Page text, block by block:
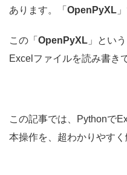
あります。「 OpenPyXL
この「 OpenPyXL 」とい
Excelファイルを読み書き
この記事では、Pythonで
本操作を、超わかりやすく